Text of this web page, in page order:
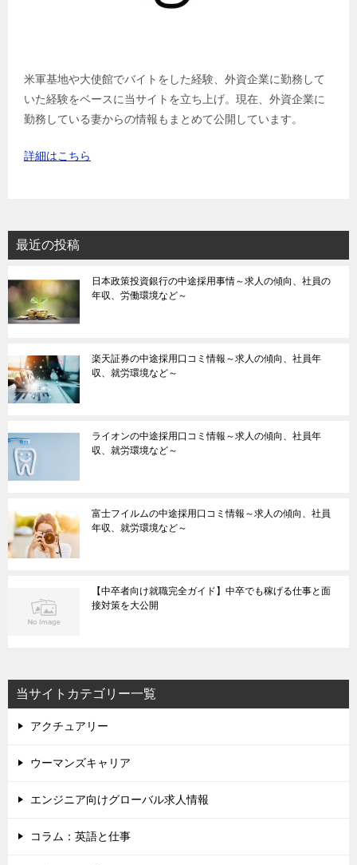
米軍基地や大使館でバイトをした経験、外資企業に勤務して
いた経験をベースに当サイトを立ち上げ。現在、外資企業に
勤務している妻からの情報もまとめて公開しています。
詳細はこちら
最近の投稿
日本政策投資銀行の中途採用事情～求人の傾向、社員の
年収、労働環境など～
楽天証券の中途採用口コミ情報～求人の傾向、社員年
収、就労環境など～
ライオンの中途採用口コミ情報～求人の傾向、社員年
収、就労環境など～
富士フイルムの中途採用口コミ情報～求人の傾向、社員
年収、就労環境など～
【中卒者向け就職完全ガイド】中卒でも稼げる仕事と面
接対策を大公開
当サイトカテゴリー一覧
アクチュアリー
ウーマンズキャリア
エンジニア向けグローバル求人情報
コラム：英語と仕事